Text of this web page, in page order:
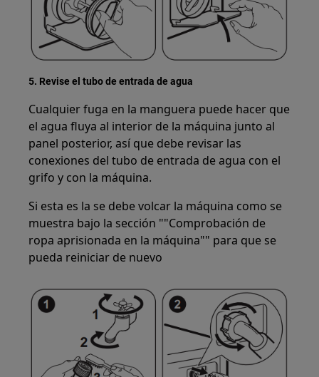
5. Revise el tubo de entrada de agua
Cualquier fuga en la manguera puede hacer que
el agua fluya al interior de la máquina junto al
panel posterior, así que debe revisar las
conexiones del tubo de entrada de agua con el
grifo y con la máquina.
Si esta es la se debe volcar la máquina como se
muestra bajo la sección ""Comprobación de
ropa aprisionada en la máquina"" para que se
pueda reiniciar de nuevo